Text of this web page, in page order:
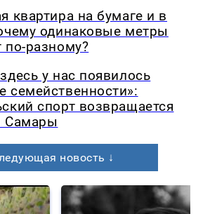
квартира на бумаге и в
одинаковые метры
по-разному?
у нас появилось
семейственности»:
спорт возвращается
Самары
новость ↓